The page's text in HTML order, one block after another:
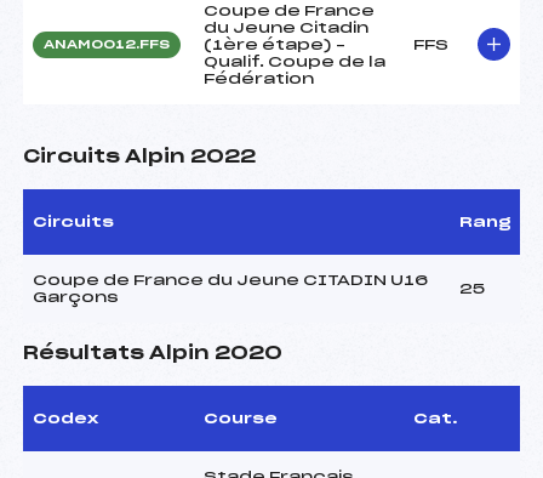
ANAM0012.FFS
Coupe de France
du Jeune Citadin
(1ère étape) –
Qualif. Coupe de la
Fédération
FFS
Circuits Alpin 2022
Circuits Rang
Coupe de France du Jeune CITADIN U16
Garçons
25
Résultats Alpin 2020
Codex Course Cat.